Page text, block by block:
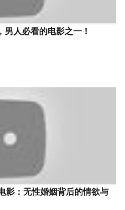
男人必看的电影之一！
影：无性婚姻背后的情欲与